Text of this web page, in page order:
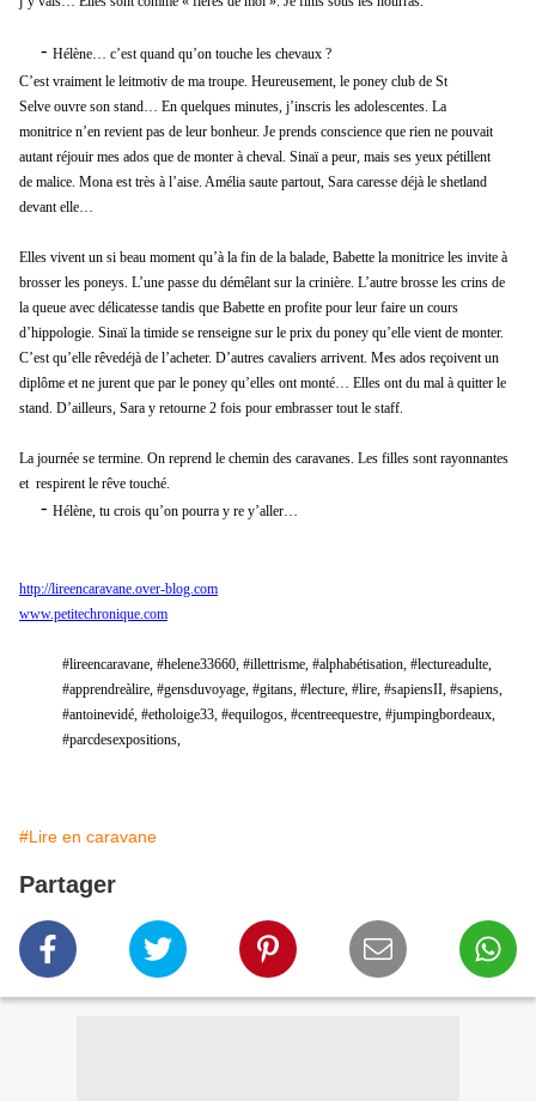
- Hélène… c’est quand qu’on touche les chevaux ?
C’est vraiment le leitmotiv de ma troupe. Heureusement, le poney club de St
Selve ouvre son stand… En quelques minutes, j’inscris les adolescentes. La
monitrice n’en revient pas de leur bonheur. Je prends conscience que rien ne pouvait
autant réjouir mes ados que de monter à cheval. Sinaïa peur, mais ses yeux pétillent
de malice. Mona est très à l’aise. Amélia saute partout, Sara caresse déjà le shetland
devant elle…
Elles vivent un si beau moment qu’à la fin de la balade, Babette la monitrice les invite à
brosser les poneys. L’une passe du démêlantsur la crinière. L’autre brosse les crins de
la queue avec délicatesse tandis que Babette en profite pour leur faire un cours
d’hippologie. Sinaï la timide se renseigne sur le prix du poney qu’elle vient de monter.
C’est qu’elle rêvedéjà de l’acheter. D’autres cavaliers arrivent. Mes ados reçoivent un
diplôme et ne jurent que par le poney qu’elles ont monté… Elles ont du mal à quitter le
stand. D’ailleurs, Sara y retourne 2 fois pour embrasser tout le staff.
La journée se termine. On reprend le chemin des caravanes. Les filles sont rayonnantes
et respirentle rêve touché.
- Hélène, tu crois qu’on pourra y re y’aller…
http://lireencaravane.over-blog.com
www.petitechronique.com
#lireencaravane, #helene33660, #illettrisme, #alphabétisation, #lectureadulte,
#apprendreàlire, #gensduvoyage, #gitans, #lecture, #lire, #sapiensII, #sapiens,
#antoinevidé, #etholoige33, #equilogos, #centreequestre, #jumpingbordeaux,
#parcdesexpositions,
#Lire en caravane
Partager